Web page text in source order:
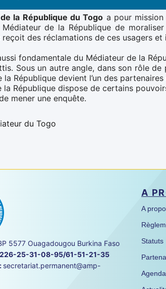
la République du Togo a pour
de la République de
des réclamations de ces usagers
fondamentale du Médiateur de la
Sous un autre angle, dans son rôle
la République devient l’un des
la République dispose de certains
mener une enquête.
du Togo
5577 Ouagadougou Burkina Faso
25-31-08-95/61-51-21-35
: secretariat.permanent@amp-
A
A
Statuts
Agenda